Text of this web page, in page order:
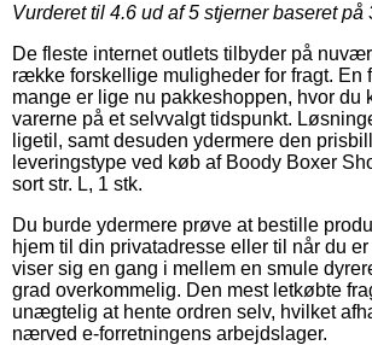
Vurderet til 4.6 ud af 5 stjerner baseret på
De fleste internet outlets tilbyder på
række forskellige muligheder for fragt. En
mange er lige nu pakkeshoppen, hvor du
varerne på et selvvalgt tidspunkt.
ligetil, samt desuden ydermere den
leveringstype ved køb af Boody Boxer
sort str. L, 1 stk.
Du burde ydermere prøve at bestille
hjem til din privatadresse eller til når du
viser sig en gang i mellem en smule
grad overkommelig. Den mest letkøbte
unægtelig at hente ordren selv, hvilket
nærved e-forretningens arbejdslager.